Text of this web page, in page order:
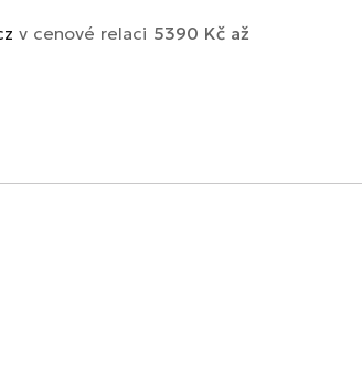
v cenové relaci 5390 Kč až